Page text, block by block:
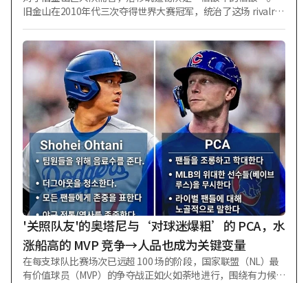
旧金山在2010年代三次夺得世界大赛冠军，统治了这场 rivalry
在三连冠的强劲夺冠热门。 本赛季情况也是如此。虽然道奇队
在交易截止日前签下了塔里克·斯库巴尔，但旧金山则送出了
先发投手罗比·雷以及内野手路易斯·阿拉埃斯，以此补充了
潜力新秀。让球迷稍感慰藉的是，球队“王牌”、美国国家队
投手洛根·韦布（30岁）作为不可交易资源被保留了下来。 然
而，近期却出现了令旧金山球迷心惊肉跳的言论。考虑到道奇
队正在横扫联盟顶级球员，人们不禁产生不祥的预感，而韦布
近日在接受美国NBC体育采访时，竟意外流露出对道奇体育场
的特殊喜爱。 据《纽约邮报》7日（韩国时间）报道，与 李政厚
（28岁）一同构成旧金山队投打核心的韦布在被问及最喜欢的
球场时坦言：“这或许不是球迷想听到的答案，但我真的非常
喜欢在道奇体育场投球。” 随后，韦布补充道：“道奇体育场
拥有巨大的能量，道奇队也是一支优秀的球队。中外野方向设
有大型扬声器等，整体氛围非常愉快。当我们球队前往那里
时，道奇球迷往往会进行各种轻松的挑衅，这一系列过程
'关照队友'的奥塔尼与‘对球迷爆粗’的 PCA，水
涨船高的 MVP 竞争→人品也成为关键变量
在每支球队比赛场次已远超 100 场的阶段，国家联盟（NL）最
有价值球员（MVP）的争夺战正如火如荼地进行，围绕有力候选